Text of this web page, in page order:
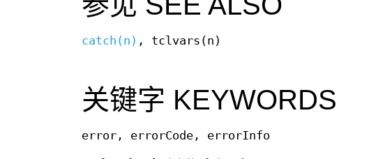
catch(n) , tclvars(n)
关键字 KEYWORDS
error, errorCode, errorInfo